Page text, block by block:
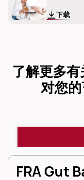
下载
了解更多有
对您
FRA Gut